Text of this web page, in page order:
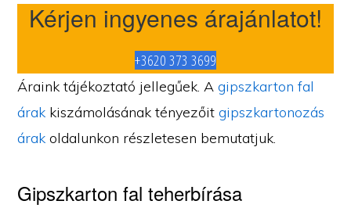
Kérjen ingyenes árajánlatot!
+3620 373 3699
Áraink tájékoztató jellegűek. Agipszkarton fal
árak kiszámolásának tényezőitgipszkartonozás
árak oldalunkon részletesen bemutatjuk.
Gipszkarton fal teherbírása